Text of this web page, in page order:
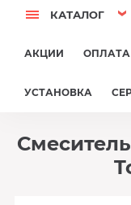
КАТАЛОГ
АКЦИИ ОПЛАТА
УСТАНОВКА